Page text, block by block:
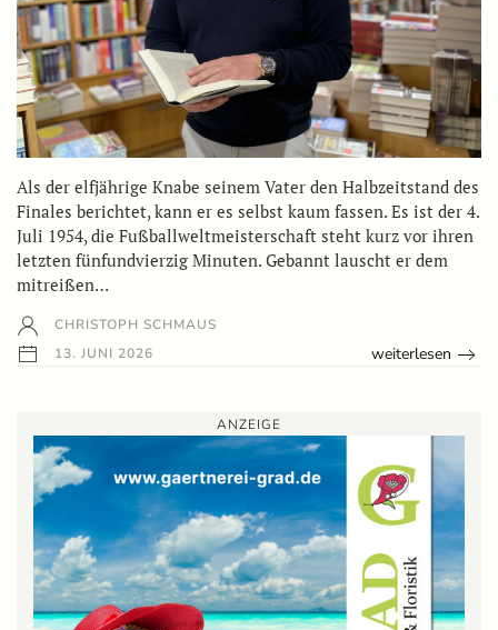
Als der elfjährige Knabe seinem Vater den Halbzeitstand des
Finales berichtet, kann er es selbst kaum fassen. Es ist der 4.
Juli 1954, die Fußballweltmeisterschaft steht kurz vor ihren
letzten fünfundvierzig Minuten. Gebannt lauscht er dem
mitreißen…
CHRISTOPH SCHMAUS
13. JUNI 2026
weiterlesen
ANZEIGE